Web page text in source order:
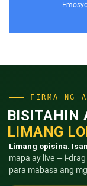
FIRMA NG
BISITAHIN
LIMANG
Limang opisina.
mapa ay live — i-
para mabasa ang